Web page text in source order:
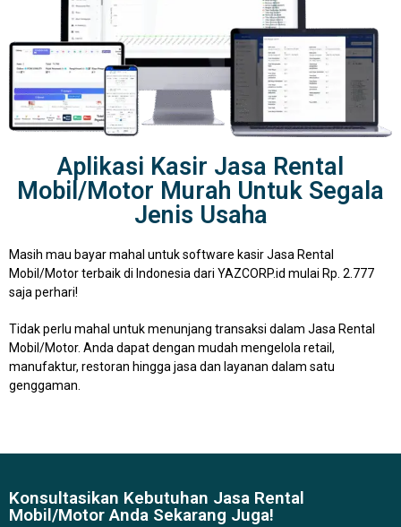
Aplikasi Kasir Jasa Rental
Mobil/Motor Murah Untuk Segala
Jenis Usaha
Masih mau bayar mahal untuk software kasir Jasa Rental
Mobil/Motor terbaik di Indonesia dari YAZCORP.id mulai Rp. 2.777
saja perhari!
Tidak perlu mahal untuk menunjang transaksi dalam Jasa Rental
Mobil/Motor. Anda dapat dengan mudah mengelola retail,
manufaktur, restoran hingga jasa dan layanan dalam satu
genggaman.
Konsultasikan Kebutuhan Jasa Rental
Mobil/Motor Anda Sekarang Juga!